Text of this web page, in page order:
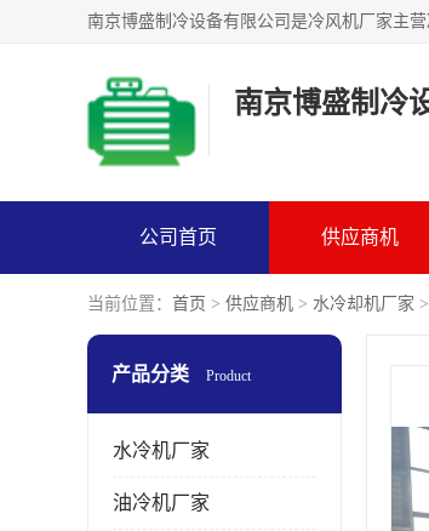
南京博盛制冷
公司首页 供应商机
当前位置： 首页 > 供应商机 > 水冷却机厂家
产品分类 Product
水冷机厂家
油冷机厂家